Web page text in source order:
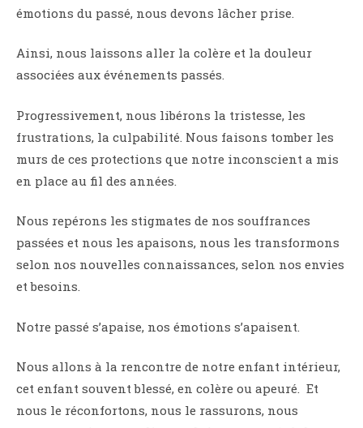
émotions du passé, nous devons lâcher prise.
Ainsi, nous laissons aller la colère et la douleur
associées aux événements passés.
Progressivement, nous libérons la tristesse, les
frustrations, la culpabilité. Nous faisons tomber les
murs de ces protections que notre inconscient a mis
en place au fil des années.
Nous repérons les stigmates de nos souffrances
passées et nous les apaisons, nous les transformons
selon nos nouvelles connaissances, selon nos envies
et besoins.
Notre passé s’apaise, nos émotions s’apaisent.
Nous allons à la rencontre de notre enfant intérieur,
cet enfant souvent blessé, en colère ou apeuré. Et
nous le réconfortons, nous le rassurons, nous